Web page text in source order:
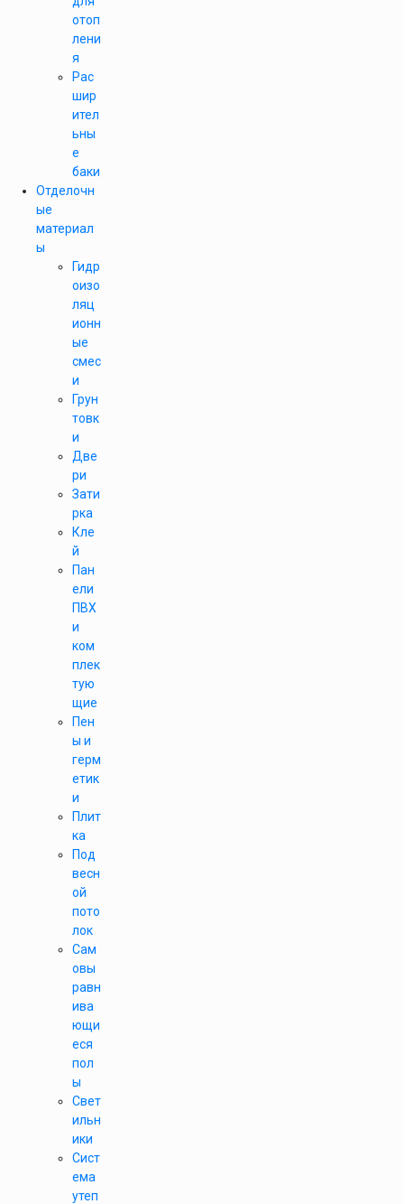
отоп
лени
я
Рас
шир
ител
ьны
е
баки
Отделочн
ые
материал
ы
Гидр
оизо
ляц
ионн
ые
смес
и
Грун
товк
и
Две
ри
Зати
рка
Кле
й
Пан
ели
ПВХ
и
ком
плек
тую
щие
Пен
ы и
герм
етик
и
Плит
ка
Под
весн
ой
пото
лок
Сам
овы
равн
ива
ющи
еся
пол
ы
Свет
ильн
ики
Сист
ема
утеп